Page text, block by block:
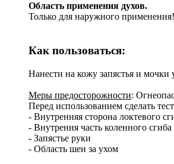
Область применения духов.
Только для наружного применения!
Как пользоваться:
Нанести на кожу запястья и мочки
Меры предосторожности:
Перед использованием сделать
- Внутренняя сторона локтевого
- Внутрення часть коленного сгиба
- Запястье руки
- Область шеи за ухом